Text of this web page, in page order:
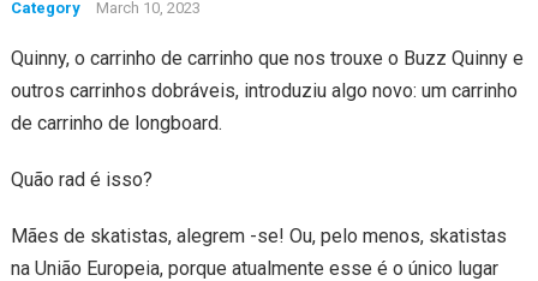
Category March 10, 2023
Quinny, o carrinho de carrinho que nos trouxe o Buzz Quinny e
outros carrinhos dobráveis, introduziu algo novo: um carrinho
de carrinho de longboard.
Quão rad é isso?
Mães de skatistas, alegrem -se! Ou, pelo menos, skatistas
na União Europeia, porque atualmente esse é o único lugar